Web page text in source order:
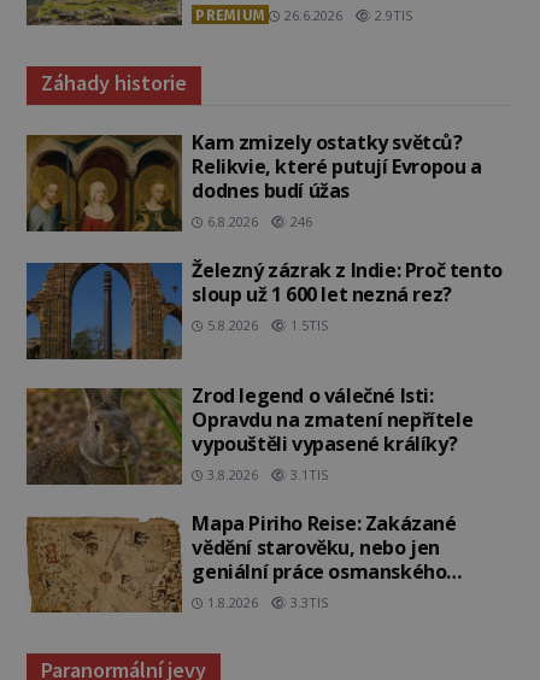
PREMIUM 26.6.2026 2.9TIS
Záhady historie
Kam zmizely ostatky světců?
Relikvie, které putují Evropou a
dodnes budí úžas
6.8.2026 246
Železný zázrak z Indie: Proč tento
sloup už 1 600 let nezná rez?
5.8.2026 1.5TIS
Zrod legend o válečné lsti:
Opravdu na zmatení nepřítele
vypouštěli vypasené králíky?
3.8.2026 3.1TIS
Mapa Piriho Reise: Zakázané
vědění starověku, nebo jen
geniální práce osmanského
admirála?
1.8.2026 3.3TIS
Paranormální jevy